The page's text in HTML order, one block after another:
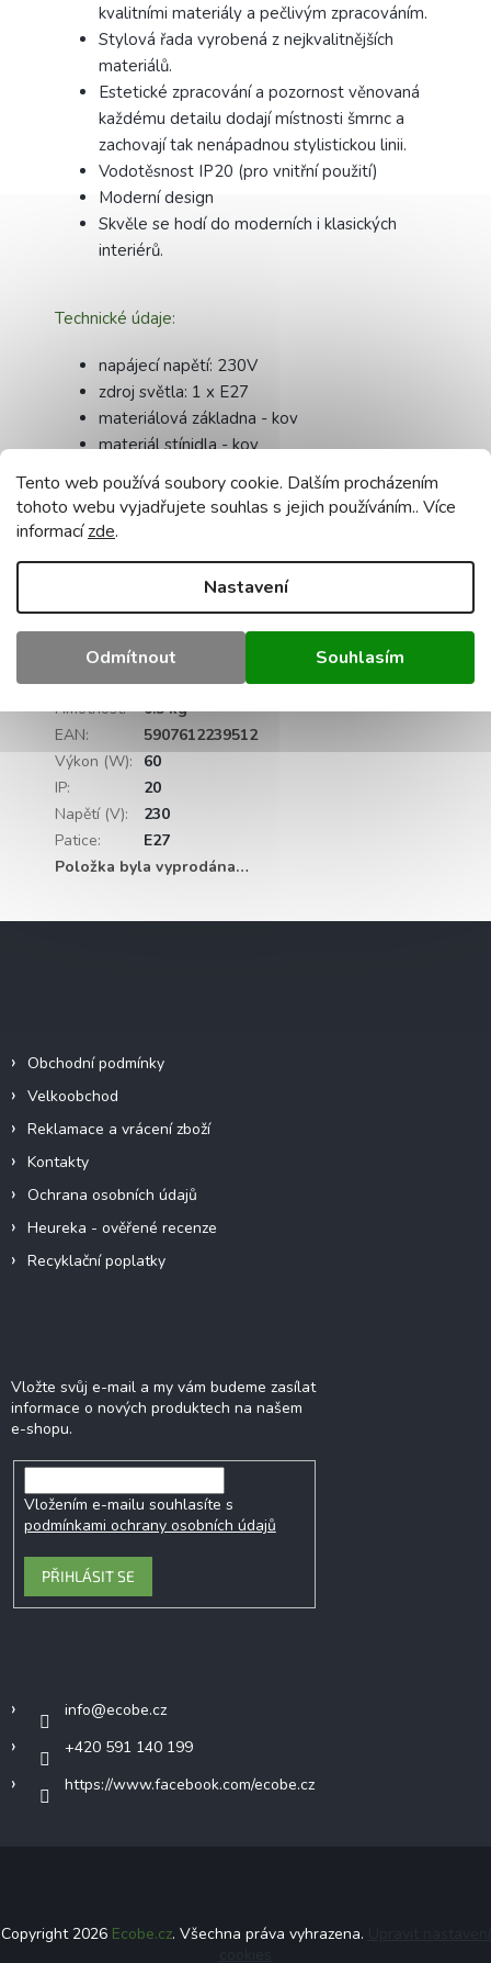
Tento web používá soubory cookie. Dalším procházením
tohoto webu vyjadřujete souhlas s jejich používáním.. Více
informacízde.
Nastavení
Odmítnout Souhlasím
kvalitními materiály a pečlivým zpracováním.
Stylová řada vyrobená z nejkvalitnějších
materiálů.
Estetické zpracování a pozornost věnovaná
každému detailu dodají místnosti šmrnc a
zachovají tak nenápadnou stylistickou linii.
Vodotěsnost IP20 (pro vnitřní použití)
Moderní design
Skvěle se hodí do moderních i klasických
interiérů.
Technické údaje:
napájecí napětí: 230V
zdroj světla: 1 x E27
materiálová základna - kov
materiál stínidla - kov
barva kování - černá
žárovkaNENÍ
součástí dodávky - ne
maximální výkon jednoho světelného zdroje:
certifikace - CE, RoHS
Doplňkové parametry
Kategorie:
Nástěnná svítidla
Záruka:
2 roky
Hmotnost:
0.5 kg
EAN:
5907612239512
Výkon (W):
60
IP:
20
Napětí (V):
230
Patice:
E27
Položka byla vyprodána…
Obchodní podmínky
Velkoobchod
Reklamace a vrácení zboží
Kontakty
Ochrana osobních údajů
Heureka - ověřené recenze
Recyklační poplatky
Vložte svůj e-mail a my vám budeme zasílat
informace o nových produktech na našem
e-shopu.
Vložením e-mailu souhlasíte s
podmínkami ochrany osobních údajů
PŘIHLÁSIT SE
info@ecobe.cz
+420 591 140 199
https://www.facebook.com/ecobe.cz
Copyright 2026 Ecobe.cz. Všechna práva vyhrazena.